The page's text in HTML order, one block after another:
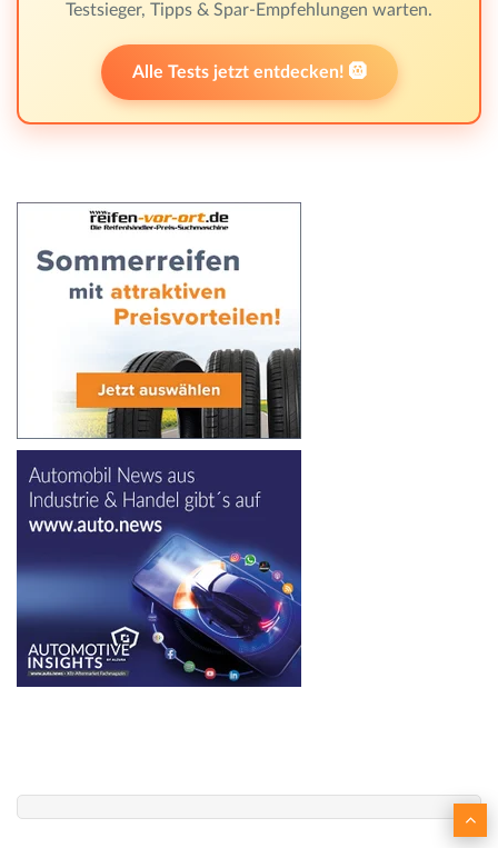
Testsieger, Tipps & Spar-Empfehlungen warten.
Alle Tests jetzt entdecken! 🛞